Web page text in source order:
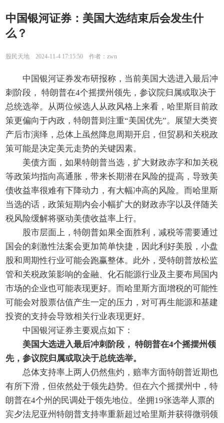
中国银河证券：美国大选结束后会发生什
么？
股民天地 2024-11-4 17:15:50 作者：zwn
中国银河证券发布研报称，当前美国大选进入最后冲
刺阶段， 特朗普在4个摇摆州领先，参议院归属或取决于
总统选举。从两位候选人从政风格上来看，哈里斯目前政
策更偏向于内政，特朗普则注重“美国优先”。展望大类资
产后市演绎，总体上虽然降息周期开启，但贸易和关税政
策可能是决定美元走势的关键因素。
美债方面，如果特朗普当选，扩大财政赤字和加关税
等政策均指向高通胀，带来长期潜在风险的提高，导致美
债收益率很难有下降动力，有大幅冲高的风险。而哈里斯
当选的话，政策短期内会小幅扩大的财政赤字以及伴随关
税风险缓解将驱动美债收益率上行。
股市层面上，特朗普如果全面胜利，减税等需要通过
国会的刺激性法案会更加简单快捷，因此利好美股，小盘
股和周期性行业可能会跑赢整体。此外，受特朗普放松监
管和关税政策影响的金融、化石能源行业及主要布局国内
市场的企业也可能表现更好。而哈里斯方面增税的可能性
可能会对股票估值产生一定的压力，对可再生能源和基建
投资的支持会导致相关行业表现更好。
中国银河证券主要观点如下：
美国大选进入最后冲刺阶段， 特朗普在4个摇摆州领
先，参议院归属或取决于总统选举。
总体支持率上两人仍然焦灼，赔率方面特朗普近期也
有所下滑，但依然处于领先趋势。但在六个摇摆州中，特
朗普在4个州的民调处于领先地位。坐拥19张选举人票的
宾夕法尼亚州特朗普支持率重新超过哈里斯并获得微弱领